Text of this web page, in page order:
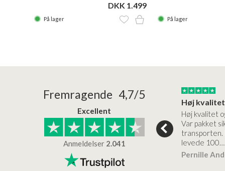
DKK 1.499
På lager På lager
Fremragende 4,7/5
Excellent
Anmeldelser 2.041
24/01/2026
Superflot bademøbel og rigtig lynhurtig…
22/01/2026
Kanon god service
Kanon god service. Varerne
bliver leveret hurtigt, og det
er virkelig kvalitet.
Lise
Høj kvalitet
Var pakket
levede 100…
Pernille